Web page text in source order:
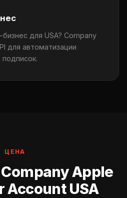
для USA? Company
для автоматизации
подписок.
ЦЕНА
Apple
Account USA